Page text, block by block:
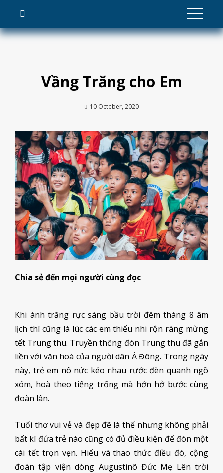
Skip
Vầng Trăng cho Em
10 October, 2020
Chia sẻ đến mọi người cùng đọc
Khi ánh trăng rực sáng bầu trời đêm tháng 8 âm
lịch thì cũng là lúc các em thiếu nhi rộn ràng mừng
tết Trung thu. Truyền thống đón Trung thu đã gắn
liền với văn hoá của người dân Á Đông. Trong ngày
này, trẻ em nô nức kéo nhau rước đèn quanh ngõ
xóm, hoà theo tiếng trống mà hớn hở bước cùng
đoàn lân.
Tuổi thơ vui vẻ và đẹp đẽ là thế nhưng không phải
bất kì đứa trẻ nào cũng có đủ điều kiện để đón một
cái tết trọn vẹn. Hiểu và thao thức điều đó, cộng
đoàn tập viện dòng Augustinô Đức Mẹ Lên trời